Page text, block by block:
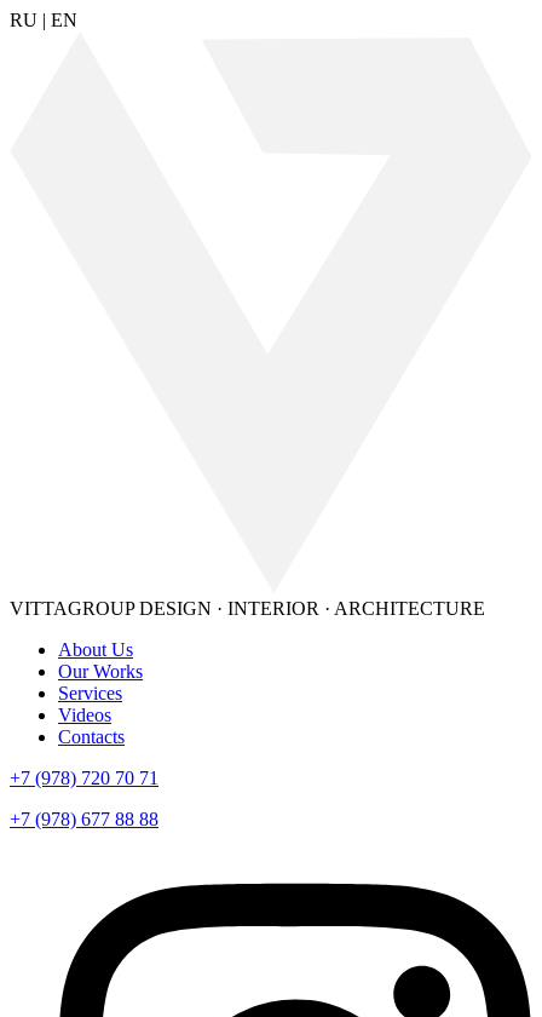
RU | EN
VITTAGROUP DESIGN · INTERIOR · ARСHITECTURE
About Us
Our Works
Services
Videos
Contacts
+7 (978) 720 70 71
+7 (978) 677 88 88